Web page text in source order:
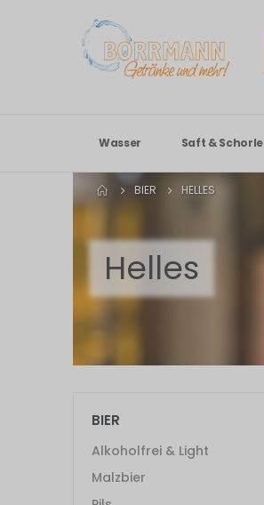
Wasser Saft & Schorle
BIER HELLES
Helles
BIER
Alkoholfrei & Light
Malzbier